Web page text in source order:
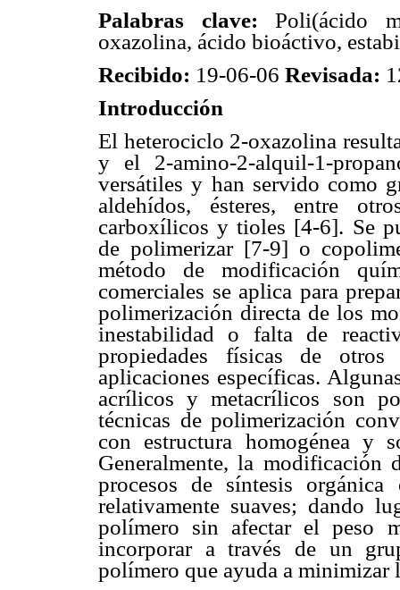
Palabras clave: Poli(ácido
oxazolina, ácido bioáctivo,
Recibido: 19-06-06 Revisada:
Introducción
El heterociclo 2-oxazolina
y el 2-amino-2-alquil-1-
versátiles y han servido como
aldehídos, ésteres, entre
carboxílicos y tioles [4-6]. Se
de polimerizar [7-9] o
método de modificación
comerciales se aplica para
polimerización directa de los
inestabilidad o falta de
propiedades físicas de
aplicaciones específicas.
acrílicos y metacrílicos son
técnicas de polimerización
con estructura homogénea y
Generalmente, la
procesos de síntesis orgánica
relativamente suaves; dando
polímero sin afectar el peso
incorporar a través de un
polímero que ayuda a